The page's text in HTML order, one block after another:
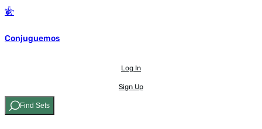
Conjuguemos
Log In
Sign Up
Find Sets